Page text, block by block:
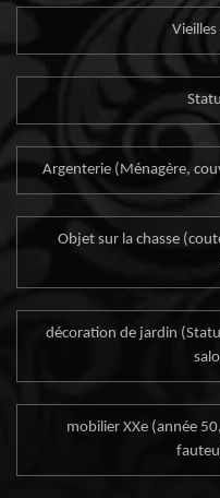
Argenterie (Ménagère,
Objet sur la chasse
décoration de jardin
mobilier XXe (année